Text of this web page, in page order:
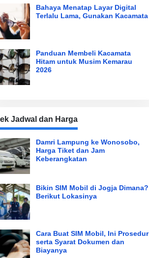
Bahaya Menatap Layar Digital
Terlalu Lama, Gunakan Kacamata
Panduan Membeli Kacamata
Hitam untuk Musim Kemarau
2026
Jadwal dan Harga
Damri Lampung ke Wonosobo,
Harga Tiket dan Jam
Keberangkatan
Bikin SIM Mobil di Jogja Dimana?
Berikut Lokasinya
Cara Buat SIM Mobil, Ini Prosedur
serta Syarat Dokumen dan
Biayanya